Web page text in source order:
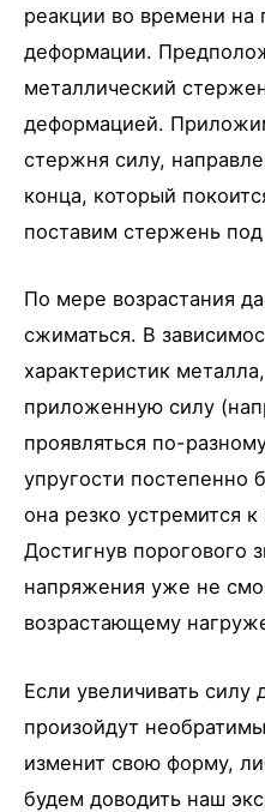
реакции во времени на
деформации.
металлический
деформацией.
стержня силу,
конца, который
поставим стержень
По мере возрастания
сжиматься. В
характеристик
приложенную силу
проявляться по-
упругости постепенно
она резко устремится
Достигнув порогового
напряжения уже не
возрастающему
Если увеличивать силу
произойдут
изменит свою форму,
будем доводить наш